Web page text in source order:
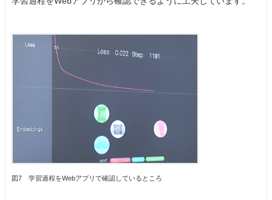
図7 学習過程をWebアプリで確認しているところ